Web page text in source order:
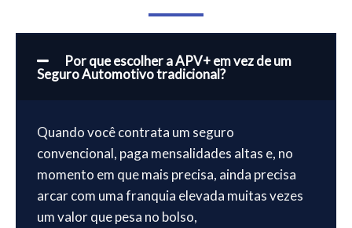
Por que escolher a APV+ em vez de um
Seguro Automotivo tradicional?
Quando você contrata um seguro
convencional, paga mensalidades altas e, no
momento em que mais precisa, ainda precisa
arcar com uma franquia elevada muitas vezes
um valor que pesa no bolso,